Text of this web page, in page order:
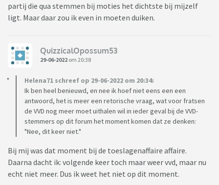
partij die qua stemmen bij moties het dichtste bij mijzelf
ligt. Maar daar zou ik even in moeten duiken.
QuizzicalOpossum53
29-06-2022 om 20:38
Helena71 schreef op 29-06-2022 om 20:34:
Ik ben heel benieuwd, en nee ik hoef niet eens een een
antwoord, het is meer een retorische vraag, wat voor fratsen
de VVD nog meer moet uithalen wil in ieder geval bij de VVD-
stemmers op dit forum het moment komen dat ze denken:
"Nee, dit keer niet."
Bij mij was dat moment bij de toeslagenaffaire affaire.
Daarna dacht ik: volgende keer toch maar weer vvd, maar nu
echt niet meer. Dus ik weet het niet op dit moment.